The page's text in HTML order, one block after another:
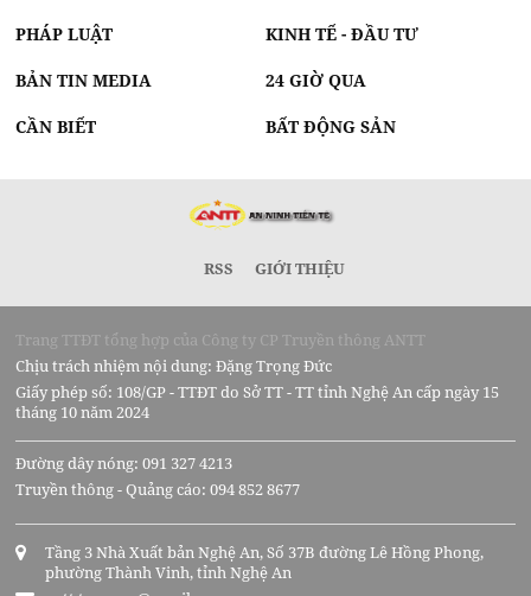
PHÁP LUẬT KINH TẾ - ĐẦU TƯ
BẢN TIN MEDIA 24 GIỜ QUA
CẦN BIẾT BẤT ĐỘNG SẢN
RSS GIỚI THIỆU
Trang TTĐT tổng hợp của Công ty CP Truyền thông ANTT
Chịu trách nhiệm nội dung: Đặng Trọng Đức
Giấy phép số: 108/GP - TTĐT do Sở TT - TT tỉnh Nghệ An cấp ngày 15
tháng 10 năm 2024
Đường dây nóng: 091 327 4213
Truyền thông - Quảng cáo: 094 852 8677
Tầng 3 Nhà Xuất bản Nghệ An, Số 37B đường Lê Hồng Phong,
phường Thành Vinh, tỉnh Nghệ An